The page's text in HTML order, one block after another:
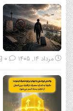
مرداد ۱۴, ۱۴۰۵